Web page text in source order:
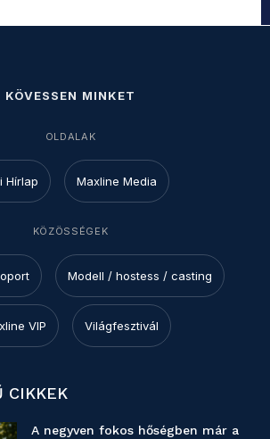
KÖVESSEN MINKET
OLDALAK
Hírlap Maxline Media
KÖZÖSSÉGEK
Modell / hostess / casting
VIP Világfesztivál
CIKKEK
A negyven fokos hőségben már a